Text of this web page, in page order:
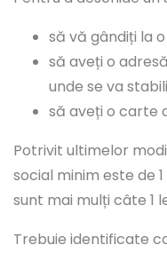
să vă gândiți la
să aveți o
unde se va
să aveți o carte
Potrivit ultimelor
social minim este de
sunt mai mulți câte 1
Trebuie identificate